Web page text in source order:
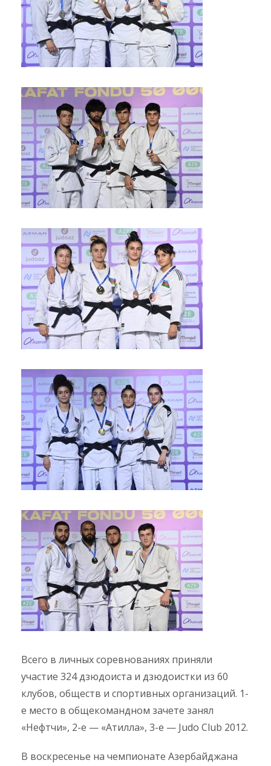
Всего в личных соревнованиях приняли
участие 324 дзюдоиста и дзюдоистки из 60
клубов, обществ и спортивных организаций. 1-
е место в общекомандном зачете занял
«Нефтчи», 2-е — «Атилла», 3-е — Judo Club 2012.
В воскресенье на чемпионате Азербайджана